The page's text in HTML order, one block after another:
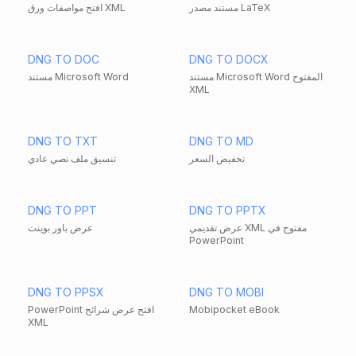
افتح مواصفات ورق XML مستند مصدر LaTeX
DNG TO DOC
مستند Microsoft Word
DNG TO DOCX
مستند Microsoft Word المفتوح
XML
DNG TO TXT
تنسيق ملف نصي عادي
DNG TO MD
تخفيض السعر
DNG TO PPT
عرض باور بوينت
DNG TO PPTX
عرض تقديمي XML مفتوح في
PowerPoint
DNG TO PPSX
PowerPoint افتح عرض شرائح
XML
DNG TO MOBI
Mobipocket eBook